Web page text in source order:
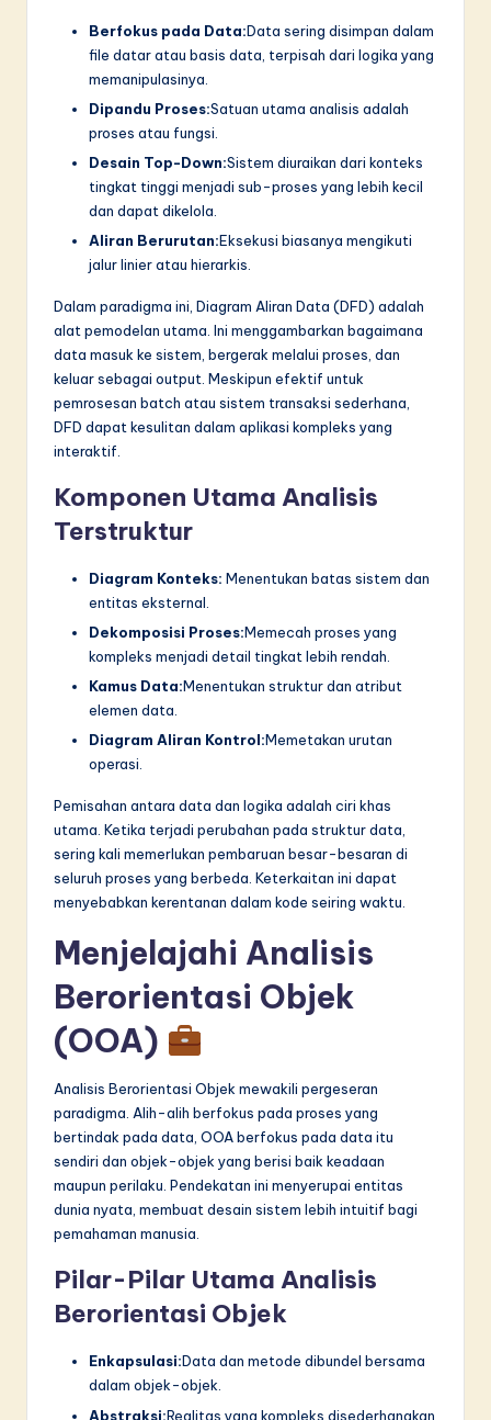
Berfokus pada Data:Data sering disimpan dalam
file datar atau basis data, terpisah dari logika yang
memanipulasinya.
Dipandu Proses:Satuan utama analisis adalah
proses atau fungsi.
Desain Top-Down:Sistem diuraikan dari konteks
tingkat tinggi menjadi sub-proses yang lebih kecil
dan dapat dikelola.
Aliran Berurutan:Eksekusi biasanya mengikuti
jalur linier atau hierarkis.
Dalam paradigma ini, Diagram Aliran Data (DFD) adalah
alat pemodelan utama. Ini menggambarkan bagaimana
data masuk ke sistem, bergerak melalui proses, dan
keluar sebagai output. Meskipun efektif untuk
pemrosesan batch atau sistem transaksi sederhana,
DFD dapat kesulitan dalam aplikasi kompleks yang
interaktif.
Komponen Utama Analisis
Terstruktur
Diagram Konteks: Menentukan batas sistem dan
entitas eksternal.
Dekomposisi Proses:Memecah proses yang
kompleks menjadi detail tingkat lebih rendah.
Kamus Data:Menentukan struktur dan atribut
elemen data.
Diagram Aliran Kontrol:Memetakan urutan
operasi.
Pemisahan antara data dan logika adalah ciri khas
utama. Ketika terjadi perubahan pada struktur data,
sering kali memerlukan pembaruan besar-besaran di
seluruh proses yang berbeda. Keterkaitan ini dapat
menyebabkan kerentanan dalam kode seiring waktu.
Menjelajahi Analisis
Berorientasi Objek
(OOA)
Analisis Berorientasi Objek mewakili pergeseran
paradigma. Alih-alih berfokus pada proses yang
bertindak pada data, OOA berfokus pada data itu
sendiri dan objek-objek yang berisi baik keadaan
maupun perilaku. Pendekatan ini menyerupai entitas
dunia nyata, membuat desain sistem lebih intuitif bagi
pemahaman manusia.
Pilar-Pilar Utama Analisis
Berorientasi Objek
Enkapsulasi:Data dan metode dibundel bersama
dalam objek-objek.
Abstraksi:Realitas yang kompleks disederhanakan